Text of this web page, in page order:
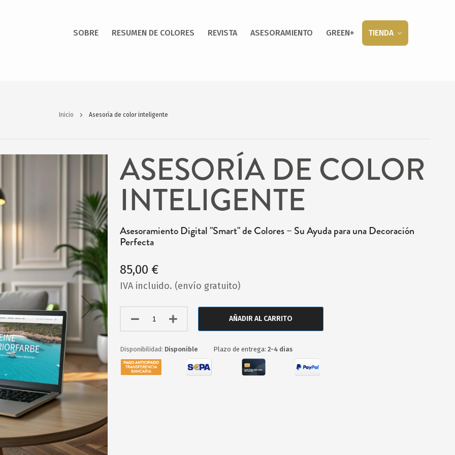
SOBRE RESUMEN DE COLORES REVISTA ASESORAMIENTO GREEN+ TIENDA
Inicio Asesoría de color inteligente
ASESORÍA DE COLOR
INTELIGENTE
Asesoramiento Digital "Smart" de Colores – Su Ayuda para una Decoración
Perfecta
85,00 €
IVA incluido. (envío gratuito)
AÑADIR AL CARRITO
Disponible Plazo de entrega: 2-4 dias